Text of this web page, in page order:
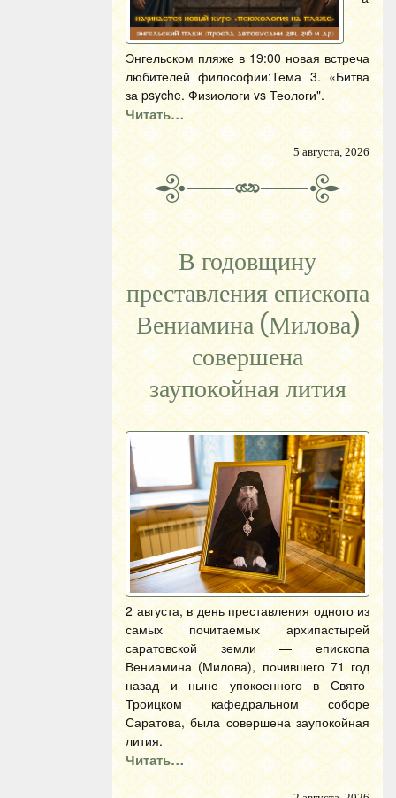
Энгельском пляже в 19:00 новая встреча
любителей философии:Тема 3. «Битва
за psyche. Физиологи vs Теологи".
Читать…
5 августа, 2026
В годовщину
преставления епископа
Вениамина (Милова)
совершена
заупокойная лития
2 августа, в день преставления одного из
самых почитаемых архипастырей
саратовской земли — епископа
Вениамина (Милова), почившего 71 год
назад и ныне упокоенного в Свято-
Троицком кафедральном соборе
Саратова, была совершена заупокойная
лития.
Читать…